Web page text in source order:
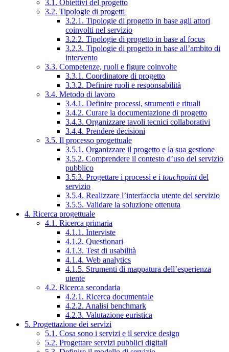
3.1. Obiettivi del progetto
3.2. Tipologie di progetti
3.2.1. Tipologie di progetto in base agli attori
coinvolti nel servizio
3.2.2. Tipologie di progetto in base al focus
3.2.3. Tipologie di progetto in base all’ambito di
intervento
3.3. Competenze, ruoli e figure coinvolte
3.3.1. Coordinatore di progetto
3.3.2. Definire ruoli e responsabilità
3.4. Metodo di lavoro
3.4.1. Definire processi, strumenti e rituali
3.4.2. Curare la documentazione di progetto
3.4.3. Organizzare tavoli tecnici collaborativi
3.4.4. Prendere decisioni
3.5. Il processo progettuale
3.5.1. Organizzare il progetto e la sua gestione
3.5.2. Comprendere il contesto d’uso del servizio
pubblico
3.5.3. Progettare i processi e i touchpointdel
servizio
3.5.4. Realizzare l’interfaccia utente del servizio
3.5.5. Validare la soluzione ottenuta
4. Ricerca progettuale
4.1. Ricerca primaria
4.1.1. Interviste
4.1.2. Questionari
4.1.3. Test di usabilità
4.1.4. Web analytics
4.1.5. Strumenti di mappatura dell’esperienza
utente
4.2. Ricerca secondaria
4.2.1. Ricerca documentale
4.2.2. Analisi benchmark
4.2.3. Valutazione euristica
5. Progettazione dei servizi
5.1. Cosa sono i servizi e il service design
5.2. Progettare servizi pubblici digitali